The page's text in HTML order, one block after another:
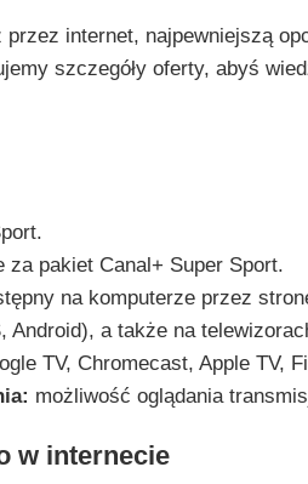
internet, najpewniejszą
szczegóły oferty, abyś
za pakiet Canal+ Super Sport.
na komputerze przez
Android), a także na
TV, Chromecast, Apple TV,
możliwość oglądania
w internecie